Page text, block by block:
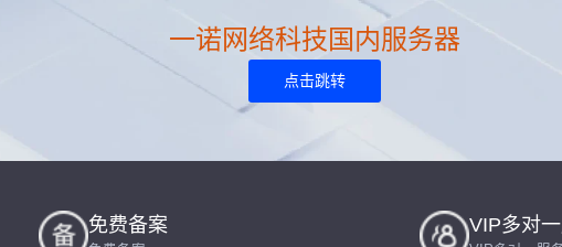
一诺网络科技国内服务器
点击跳转
免费备案 VIP多对